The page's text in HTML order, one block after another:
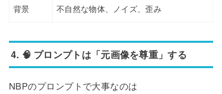
背景 不自然な物体、ノイズ、歪み
4. 🧠 プロンプトは「元画像を尊重」する
NBPのプロンプトで大事なのは